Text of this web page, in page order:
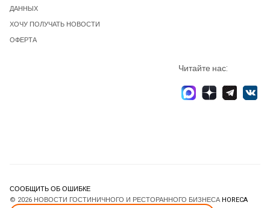
ДАННЫХ
ХОЧУ ПОЛУЧАТЬ НОВОСТИ
ОФЕРТА
Читайте нас:
СООБЩИТЬ ОБ ОШИБКЕ
© 2026 НОВОСТИ ГОСТИНИЧНОГО И РЕСТОРАННОГО БИЗНЕСА HORECA